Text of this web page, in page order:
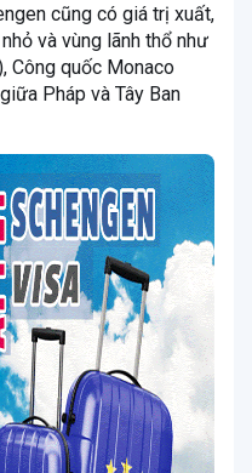
cũng có giá trị xuất,
và vùng lãnh thổ như
Công quốc Monaco
Pháp và Tây Ban